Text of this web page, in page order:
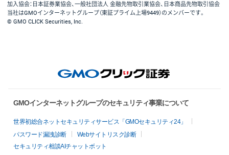
加入協会：日本証券業協会、一般社団法人 金融先物取引業協会、日本商品先物取引協会
当社はGMOインターネットグループ（東証プライム上場9449）のメンバーです。
© GMO CLICK Securities, Inc.
GMOインターネットグループのセキュリティ事業について
世界初総合ネットセキュリティサービス「GMOセキュリティ24」
パスワード漏洩診断
Webサイトリスク診断
セキュリティ相談AIチャットボット